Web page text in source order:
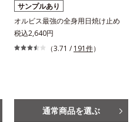
サンプルあり
オルビス最強の全身用日焼け止め
税込2,640円
（3.71 / 191件）
通常商品を選ぶ